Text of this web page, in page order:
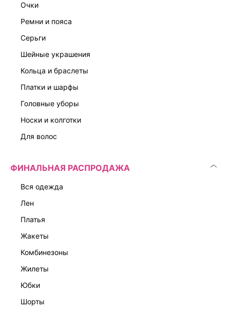
очки
ремни и пояса
серьги
шейные украшения
кольца и браслеты
платки и шарфы
головные уборы
носки и колготки
для волос
ФИНАЛЬНАЯ РАСПРОДАЖА
вся одежда
лен
платья
жакеты
комбинезоны
жилеты
юбки
шорты